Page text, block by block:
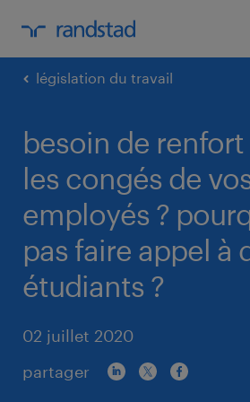
législation du travail
besoin de
les congés de
employés ?
pas faire appel à
étudiants ?
02 juillet 2020
partager